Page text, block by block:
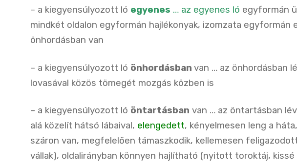
– a kiegyensúlyozott ló egyenes … az egyenes ló egyformán
mindkét oldalon egyformán hajlékonyak, izomzata egyformán
önhordásban van
– a kiegyensúlyozott ló önhordásban van … az önhordásban
lovasával közös tömegét mozgás közben is
– a kiegyensúlyozott ló öntartásban van … az öntartásban
alá közelít hátsó lábaival, elengedett, kényelmesen leng a
száron van, megfelelően támaszkodik, kellemesen
vállak), oldalirányban könnyen hajlítható (nyitott toroktáj,